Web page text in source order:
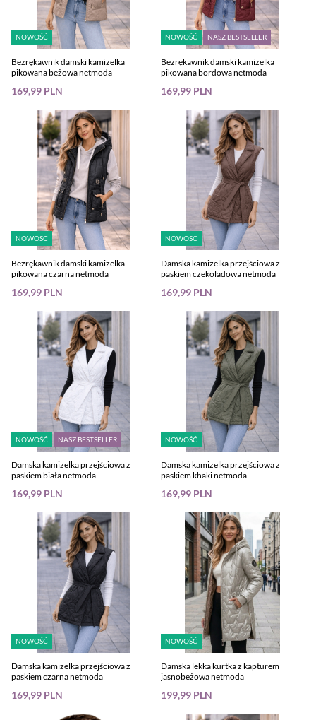
NOWOŚĆ
Bezrękawnik damski kamizelka
pikowana beżowa netmoda
169,99 PLN
NOWOŚĆ NASZ BESTSELLER
Bezrękawnik damski kamizelka
pikowana bordowa netmoda
169,99 PLN
NOWOŚĆ
Bezrękawnik damski kamizelka
pikowana czarna netmoda
169,99 PLN
NOWOŚĆ
Damska kamizelka przejściowa z
paskiem czekoladowa netmoda
169,99 PLN
NOWOŚĆ NASZ BESTSELLER
Damska kamizelka przejściowa z
paskiem biała netmoda
169,99 PLN
NOWOŚĆ
Damska kamizelka przejściowa z
paskiem khaki netmoda
169,99 PLN
NOWOŚĆ
Damska kamizelka przejściowa z
paskiem czarna netmoda
169,99 PLN
NOWOŚĆ
Damska lekka kurtka z kapturem
jasnobeżowa netmoda
199,99 PLN